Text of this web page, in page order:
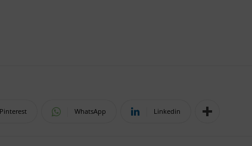
Pinterest WhatsApp Linkedin